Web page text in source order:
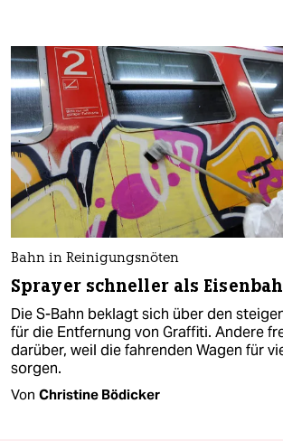
Bahn in Reinigungsnöten
Sprayer schneller als
Die S-Bahn beklagt sich über den
für die Entfernung von Graffiti. Andere
darüber, weil die fahrenden Wagen für
sorgen.
Von Christine Bödicker